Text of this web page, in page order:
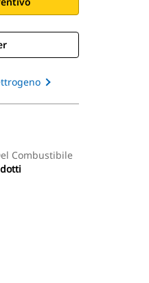
Combustibile